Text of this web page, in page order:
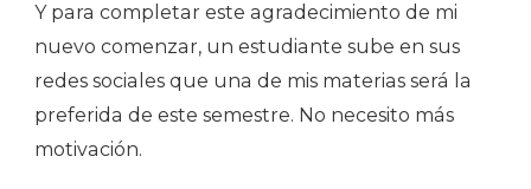
Y para completar este agradecimiento de mi
nuevo comenzar, un estudiante sube en sus
redes sociales que una de mis materias será la
preferida de este semestre. No necesito más
motivación.